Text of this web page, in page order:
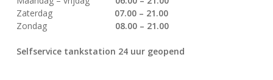
Zaterdag07.00 – 21.00
Zondag08.00 – 21.00
Selfservice tankstation 24 uur geopend